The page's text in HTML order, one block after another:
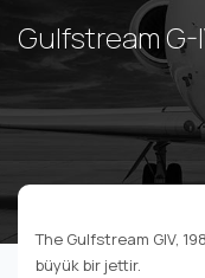
Gulfstream G-
The Gulfstream GIV,
büyük bir jettir.